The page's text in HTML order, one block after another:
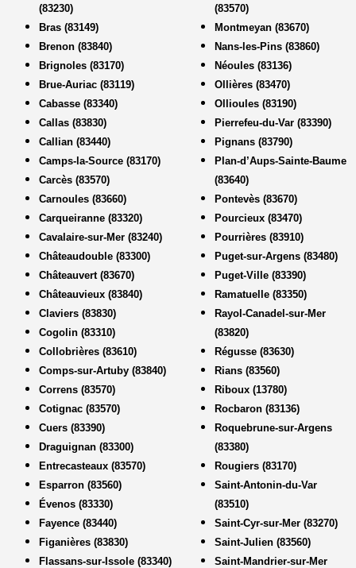
(83230)
Bras (83149)
Brenon (83840)
Brignoles (83170)
Brue-Auriac (83119)
Cabasse (83340)
Callas (83830)
Callian (83440)
Camps-la-Source (83170)
Carcès (83570)
Carnoules (83660)
Carqueiranne (83320)
Cavalaire-sur-Mer (83240)
Châteaudouble (83300)
Châteauvert (83670)
Châteauvieux (83840)
Claviers (83830)
Cogolin (83310)
Collobrières (83610)
Comps-sur-Artuby (83840)
Correns (83570)
Cotignac (83570)
Cuers (83390)
Draguignan (83300)
Entrecasteaux (83570)
Esparron (83560)
Évenos (83330)
Fayence (83440)
Figanières (83830)
Flassans-sur-Issole (83340)
(83570)
Montmeyan (83670)
Nans-les-Pins (83860)
Néoules (83136)
Ollières (83470)
Ollioules (83190)
Pierrefeu-du-Var (83390)
Pignans (83790)
Plan-d’Aups-Sainte-Baume
(83640)
Pontevès (83670)
Pourcieux (83470)
Pourrières (83910)
Puget-sur-Argens (83480)
Puget-Ville (83390)
Ramatuelle (83350)
Rayol-Canadel-sur-Mer
(83820)
Régusse (83630)
Rians (83560)
Riboux (13780)
Rocbaron (83136)
Roquebrune-sur-Argens
(83380)
Rougiers (83170)
Saint-Antonin-du-Var
(83510)
Saint-Cyr-sur-Mer (83270)
Saint-Julien (83560)
Saint-Mandrier-sur-Mer